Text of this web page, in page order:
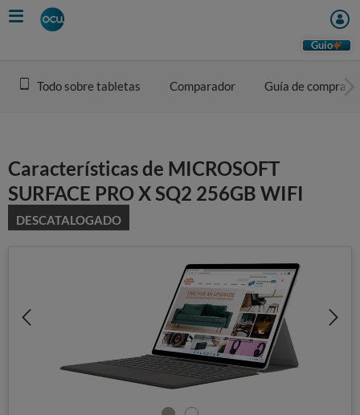
Skip
to
Guio
Todo sobre tabletas Comparador Guía de compra
Características de MICROSOFT
SURFACE PRO X SQ2 256GB WIFI
DESCATALOGADO